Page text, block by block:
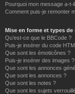
Pourquoi mon message a-t-
Comment puis-je remonter
Mise en forme et types de
Qu’est-ce que le BBCode ?
Puis-je insérer du code
Que sont les émoticônes ?
Puis-je insérer des images ?
Que sont les annonces
Que sont les annonces ?
Que sont les notes ?
Que sont les sujets